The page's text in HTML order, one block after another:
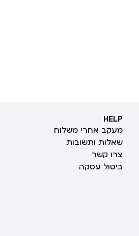
HELP
HELP
מעקב אחרי משלוח
שאלות ותשובות
צרו קשר
ביטול עסקה